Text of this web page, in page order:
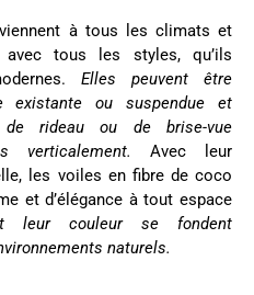
à tous les climats et
avec tous les styles, qu’ils
Elles peuvent être
existante ou suspendue et
de rideau ou de brise-vue
verticalement.
Avec leur
les voiles en fibre de coco
et d’élégance à tout espace
leur couleur se fondent
naturels.